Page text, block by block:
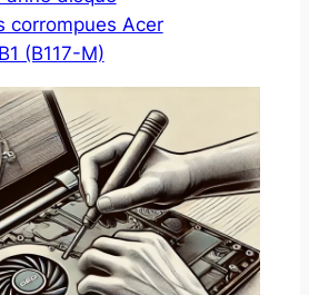
corrompues Acer
(B117-M)